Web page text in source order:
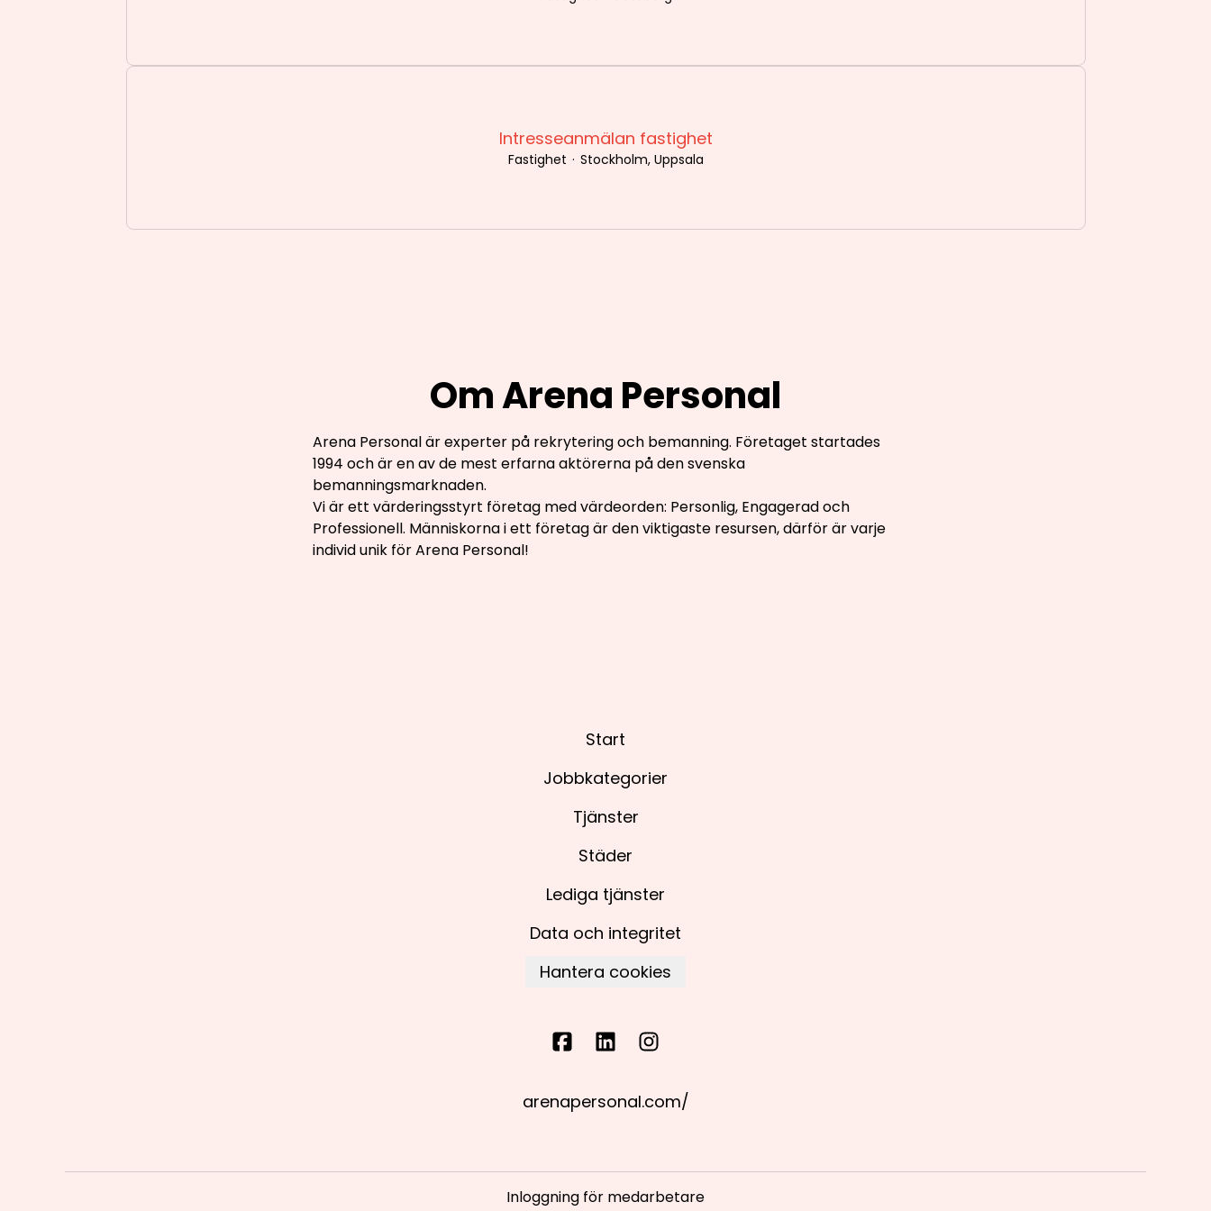
Intresseanmälan fastighet
Fastighet · Stockholm, Uppsala
Om Arena Personal
Arena Personal är experter på rekrytering och bemanning. Företaget startades
1994 och är en av de mest erfarna aktörerna på den svenska
bemanningsmarknaden.
Vi är ett värderingsstyrt företag med värdeorden: Personlig, Engagerad och
Professionell. Människorna i ett företag är den viktigaste resursen, därför är varje
individ unik för Arena Personal!
Start
Jobbkategorier
Tjänster
Städer
Lediga tjänster
Data och integritet
Hantera cookies
arenapersonal.com/
Inloggning för medarbetare